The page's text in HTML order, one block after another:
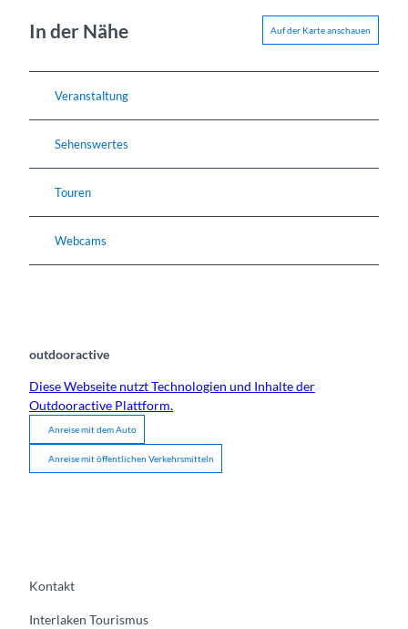
In der Nähe Auf der Karte anschauen
Veranstaltung
Sehenswertes
Touren
Webcams
outdooractive
Diese Webseite nutzt Technologien und Inhalte der
Outdooractive Plattform.
Anreise mit dem Auto
Anreise mit öffentlichen Verkehrsmitteln
Kontakt
Interlaken Tourismus